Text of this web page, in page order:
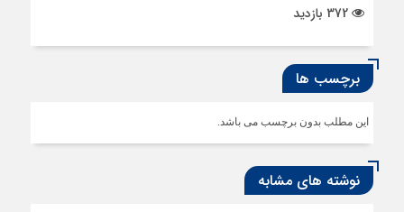
برچسب ها
این مطلب بدون برچسب می باشد.
نوشته های مشابه